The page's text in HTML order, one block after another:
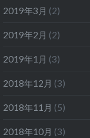
2019年3月 (2)
2019年2月 (2)
2019年1月 (3)
2018年12月 (3)
2018年11月 (5)
2018年10月 (3)